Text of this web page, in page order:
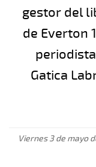
gestor del
de Everton
Gatica
Viernes 3 de mayo